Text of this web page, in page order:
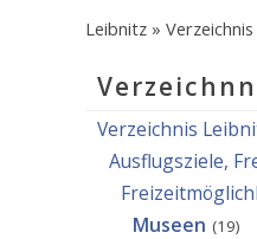
Leibnitz Verzeichnis
Verzeichnis
Ausflugsziele,
Museen (19)